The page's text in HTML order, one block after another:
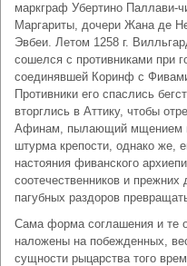
маркграф Убертино Паллави-
Маргариты, дочери Жана де
Эвбеи. Летом 1258 г.
сошелся с противниками при
соединявшей Коринф с
Противники его спаслись
вторглись в Аттику, чтобы
Афинам, пылающий мщением
штурма крепости, однако же,
настояния фиванского
соотечественников и
пагубных раздоров
Сама форма соглашения и те
наложены на побежденных,
сущности рыцарства того